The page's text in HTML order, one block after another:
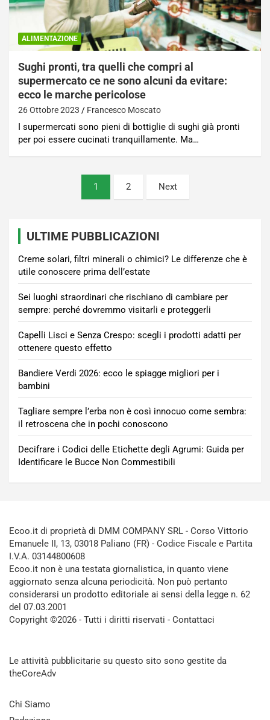
ALIMENTAZIONE
Sughi pronti, tra quelli che compri al
supermercato ce ne sono alcuni da evitare:
ecco le marche pericolose
26 Ottobre 2023 Francesco Moscato
I supermercati sono pieni di bottiglie di sughi già pronti
per poi essere cucinati tranquillamente. Ma…
1 2 Next
ULTIME PUBBLICAZIONI
Creme solari, filtri minerali o chimici? Le differenze che è
utile conoscere prima dell’estate
Sei luoghi straordinari che rischiano di cambiare per
sempre: perché dovremmo visitarli e proteggerli
Capelli Lisci e Senza Crespo: scegli i prodotti adatti per
ottenere questo effetto
Bandiere Verdi 2026: ecco le spiagge migliori per i
bambini
Tagliare sempre l’erba non è così innocuo come sembra:
il retroscena che in pochi conoscono
Decifrare i Codici delle Etichette degli Agrumi: Guida per
Identificare le Bucce Non Commestibili
Ecoo.it di proprietà di DMM COMPANY SRL - Corso Vittorio
Emanuele II, 13, 03018 Paliano (FR) - Codice Fiscale e Partita
I.V.A. 03144800608
Ecoo.it non è una testata giornalistica, in quanto viene
aggiornato senza alcuna periodicità. Non può pertanto
considerarsi un prodotto editoriale ai sensi della legge n. 62
del 07.03.2001
Copyright ©2026 - Tutti i diritti riservati - Contattaci
Le attività pubblicitarie su questo sito sono gestite da
theCoreAdv
Chi Siamo